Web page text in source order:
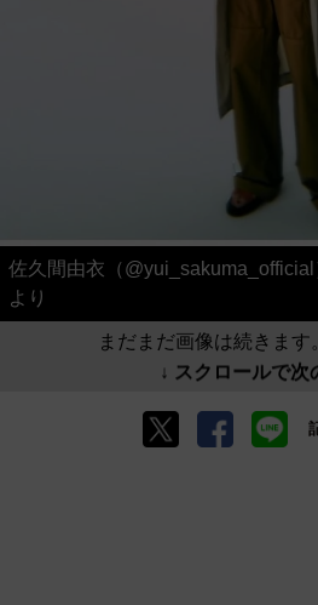
佐久間由衣（
より
まだまだ画像は続きます
↓ スクロールで次